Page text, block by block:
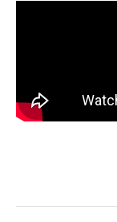
體驗上，平板支
多個應用程式，